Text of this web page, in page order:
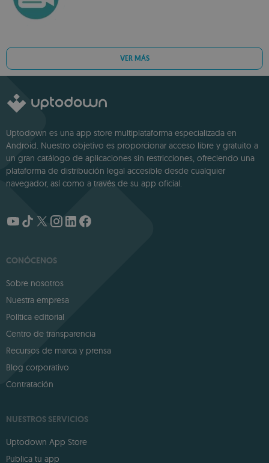
VER MÁS
Uptodown es una app store multiplataforma especializada en
Android. Nuestro objetivo es proporcionar acceso libre y gratuito a
un gran catálogo de aplicaciones sin restricciones, ofreciendo una
plataforma de distribución legal accesible desde cualquier
navegador, así como a través de su app oficial.
CONÓCENOS
Sobre nosotros
Nuestra empresa
Política editorial
Centro de transparencia
Recursos de marca y prensa
Blog corporativo
Contratación
NUESTROS SERVICIOS
Uptodown App Store
Publica tu app